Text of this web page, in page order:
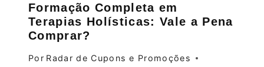
Formação Completa em
Terapias Holísticas: Vale a Pena
Comprar?
Por Radar de Cupons e Promoções